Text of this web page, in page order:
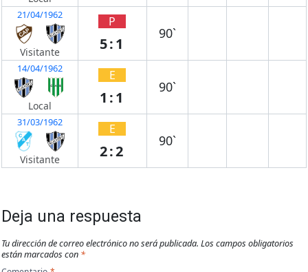
21/04/1962
Visitante
P
5:1
90`
14/04/1962
Local
E
1:1
90`
31/03/1962
Visitante
E
2:2
90`
Deja una respuesta
Tu dirección de correo electrónico no será publicada. Los campos obligatorios
están marcados con *